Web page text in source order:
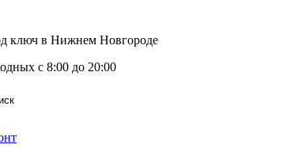
ключ в Нижнем Новгороде
с 8:00 до 20:00